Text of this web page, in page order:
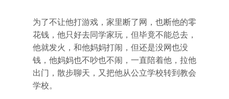
为了不让他打游戏，家里断了网，也断他的零
花钱，他只好去同学家玩，但毕竟不能总去，
他就发火，和他妈妈打闹，但还是没网也没
钱，他妈妈也不吵也不闹，一直陪着他，拉他
出门，散步聊天，又把他从公立学校转到教会
学校。